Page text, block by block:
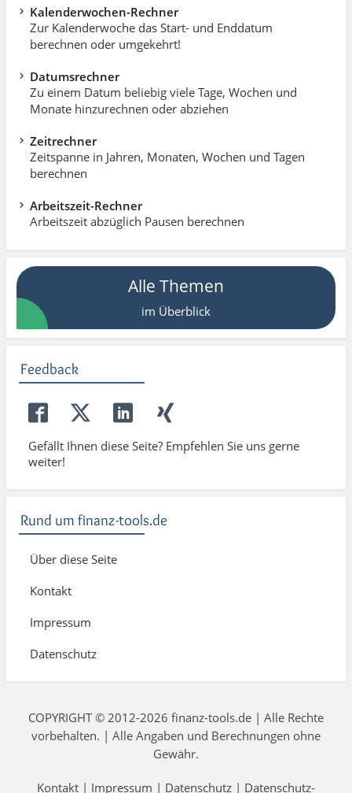
Kalenderwochen-Rechner
Zur Kalenderwoche das Start- und Enddatum
berechnen oder umgekehrt!
Datumsrechner
Zu einem Datum beliebig viele Tage, Wochen und
Monate hinzurechnen oder abziehen
Zeitrechner
Zeitspanne in Jahren, Monaten, Wochen und Tagen
berechnen
Arbeitszeit-Rechner
Arbeitszeit abzüglich Pausen berechnen
Alle Themen
im Überblick
Feedback
Gefällt Ihnen diese Seite? Empfehlen Sie uns gerne
weiter!
Rund um finanz-tools.de
Über diese Seite
Kontakt
Impressum
Datenschutz
COPYRIGHT © 2012-2026 finanz-tools.de | Alle Rechte
vorbehalten. | Alle Angaben und Berechnungen ohne
Gewähr.
Kontakt | Impressum | Datenschutz | Datenschutz-